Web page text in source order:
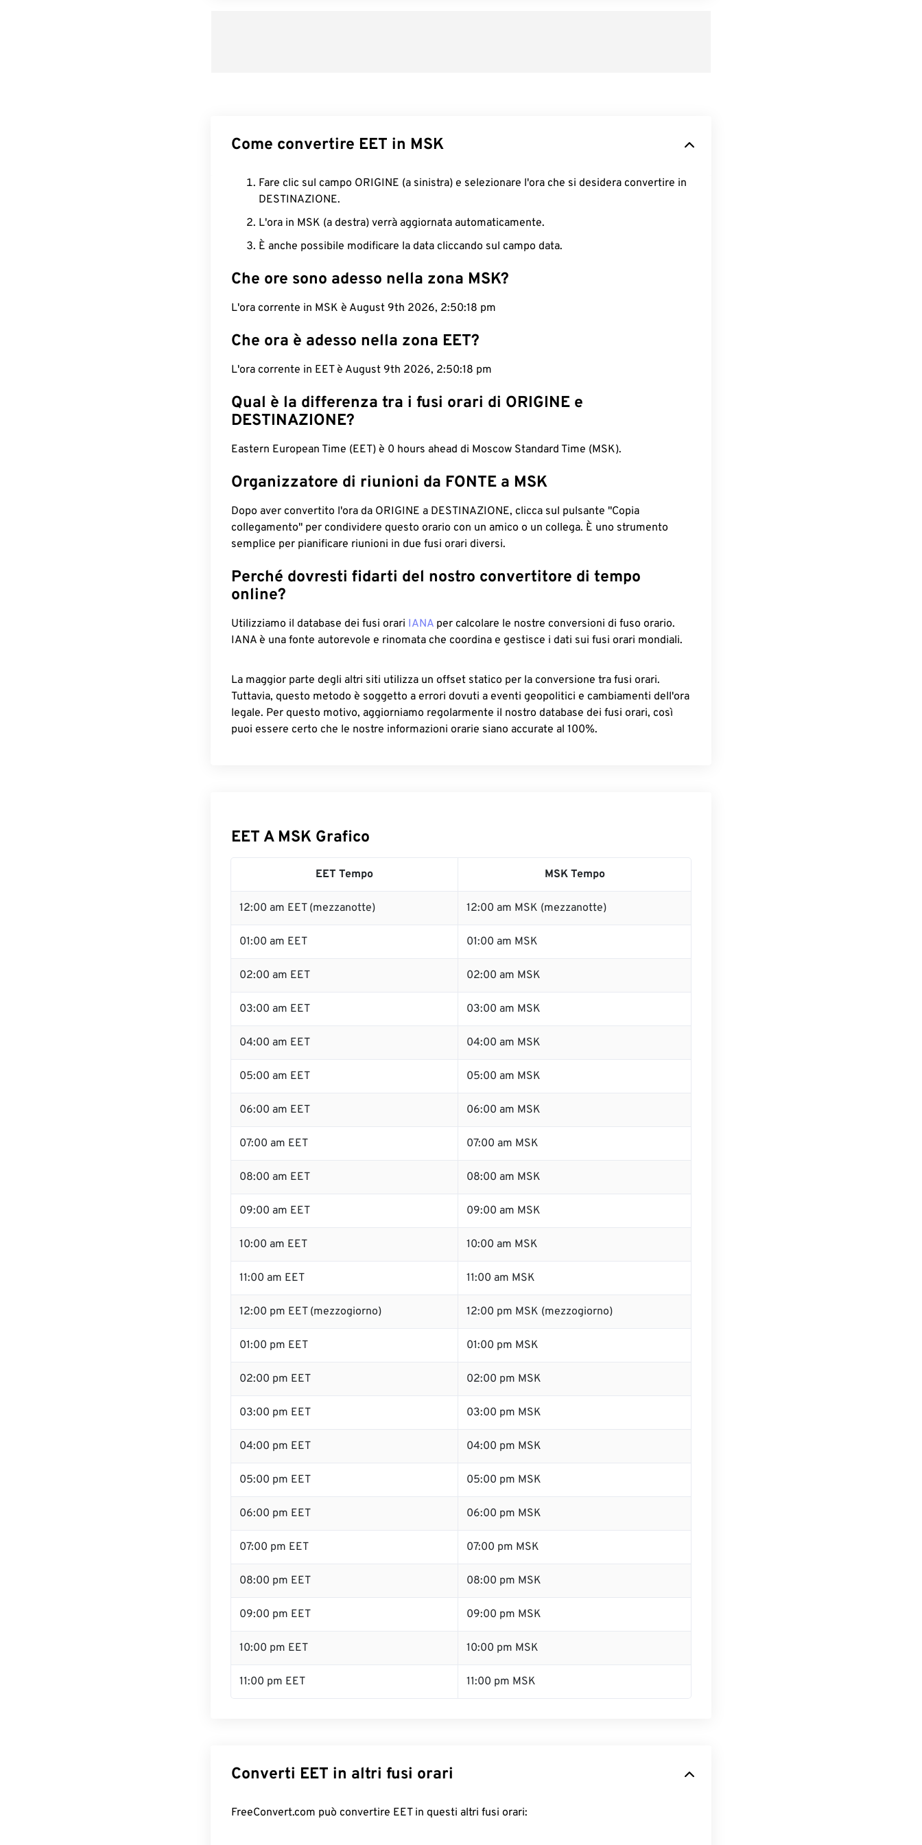
Come convertire EET in MSK
Fare clic sul campo ORIGINE (a sinistra) e selezionare l'ora che si desidera convertire in
DESTINAZIONE.
L'ora in MSK (a destra) verrà aggiornata automaticamente.
È anche possibile modificare la data cliccando sul campo data.
Che ore sono adesso nella zona MSK?
L'ora corrente in MSK è August 9th 2026, 2:50:18 pm
Che ora è adesso nella zona EET?
L'ora corrente in EET è August 9th 2026, 2:50:18 pm
Qual è la differenza tra i fusi orari di ORIGINE e
DESTINAZIONE?
Eastern European Time (EET) è 0 hours ahead di Moscow Standard Time (MSK).
Organizzatore di riunioni da FONTE a MSK
Dopo aver convertito l'ora da ORIGINE a DESTINAZIONE, clicca sul pulsante "Copia
collegamento" per condividere questo orario con un amico o un collega. È uno strumento
semplice per pianificare riunioni in due fusi orari diversi.
Perché dovresti fidarti del nostro convertitore di tempo
online?
Utilizziamo il database dei fusi orari IANA per calcolare le nostre conversioni di fuso orario.
IANA è una fonte autorevole e rinomata che coordina e gestisce i dati sui fusi orari mondiali.
La maggior parte degli altri siti utilizza un offset statico per la conversione tra fusi orari.
Tuttavia, questo metodo è soggetto a errori dovuti a eventi geopolitici e cambiamenti dell'ora
legale. Per questo motivo, aggiorniamo regolarmente il nostro database dei fusi orari, così
puoi essere certo che le nostre informazioni orarie siano accurate al 100%.
EET A MSK Grafico
EET Tempo MSK Tempo
12:00 am EET (mezzanotte) 12:00 am MSK (mezzanotte)
01:00 am EET 01:00 am MSK
02:00 am EET 02:00 am MSK
03:00 am EET 03:00 am MSK
04:00 am EET 04:00 am MSK
05:00 am EET 05:00 am MSK
06:00 am EET 06:00 am MSK
07:00 am EET 07:00 am MSK
08:00 am EET 08:00 am MSK
09:00 am EET 09:00 am MSK
10:00 am EET 10:00 am MSK
11:00 am EET 11:00 am MSK
12:00 pm EET (mezzogiorno) 12:00 pm MSK (mezzogiorno)
01:00 pm EET 01:00 pm MSK
02:00 pm EET 02:00 pm MSK
03:00 pm EET 03:00 pm MSK
04:00 pm EET 04:00 pm MSK
05:00 pm EET 05:00 pm MSK
06:00 pm EET 06:00 pm MSK
07:00 pm EET 07:00 pm MSK
08:00 pm EET 08:00 pm MSK
09:00 pm EET 09:00 pm MSK
10:00 pm EET 10:00 pm MSK
11:00 pm EET 11:00 pm MSK
Converti EET in altri fusi orari
FreeConvert.com può convertire EET in questi altri fusi orari: